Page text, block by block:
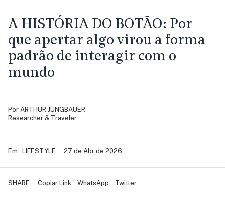
A HISTÓRIA DO BOTÃO: Por
que apertar algo virou a forma
padrão de interagir com o
mundo
Por ARTHUR JUNGBAUER
Researcher & Traveler
Em: LIFESTYLE 27 de Abr de 2026
Copiar Link WhatsApp Twitter
SHARE